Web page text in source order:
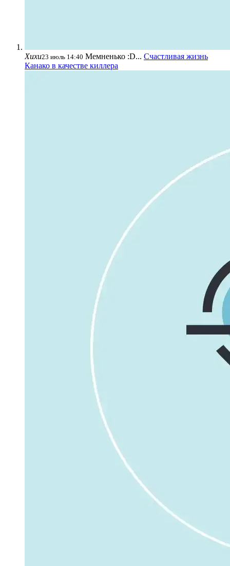
Хихи23 июль 14:40 Мемненько :D... Счастливая жизнь
Канако в качестве киллера